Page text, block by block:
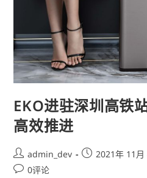
EKO进驻深圳高铁
高效推进
admin_dev 2021年 11月
0评论